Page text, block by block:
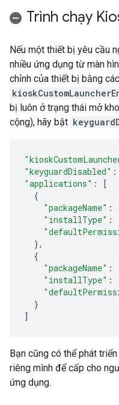
Trình chạy
Nếu một thiết bị yêu cầu
nhiều ứng dụng từ màn
chỉnh của thiết bị bằng
bị luôn ở trạng thái mở
cộng), hãy bật
"keyguardDisabled" :
"applications" :
[
{
"packageName" :
"installType" :
},
{
"packageName" :
"installType" :
}
]
Bạn cũng có thể phát
riêng mình để cấp cho
ứng dụng.